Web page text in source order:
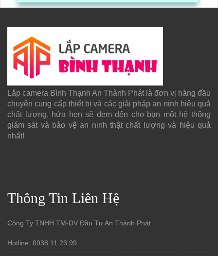
được ghi lại một cách dễ dàng
Lắp camera Bình Thạnh An Thành Phát là đơn vị hàng đầu
chuyên cung cấp thiết bị và các giải pháp an ninh hiệu quả
chất lượng, hứa hẹn sẽ đem đến cho bạn một hệ thống
giám sát và bảo vệ an ninh thật chất lượng và hiệu quả
nhất!
Thông Tin Liên Hệ
Công Ty TNHH TM-DV Đầu Tư An Thành Phát
Hotline: 0938.11.23.99